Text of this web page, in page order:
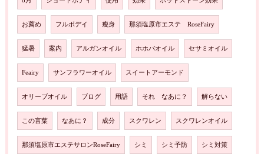
お薦め フルボデイ 瘦身 那須塩原市エステ RoseFairy
猛暑 案内 アルガンオイル ホホバオイル セサミオイル
Feairy サンフラワーオイル スイートアーモンド
オリーブオイル ブログ 用語 それ なあに？ 解らない
この言葉 なあに？ 成分 スクワレン スクワレンオイル
那須塩原市エステサロンRoseFairy シミ シミ予防 シミ対策